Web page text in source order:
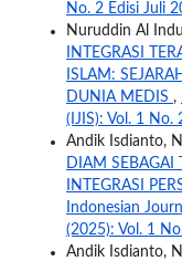
No. 2 Edisi Juli
Nuruddin Al
INTEGRASI
ISLAM:
DUNIA MEDIS ,
(IJIS): Vol. 1 No.
Andik Isdianto,
DIAM SEBAGAI
INTEGRASI
Indonesian
(2025): Vol. 1
Andik Isdianto,